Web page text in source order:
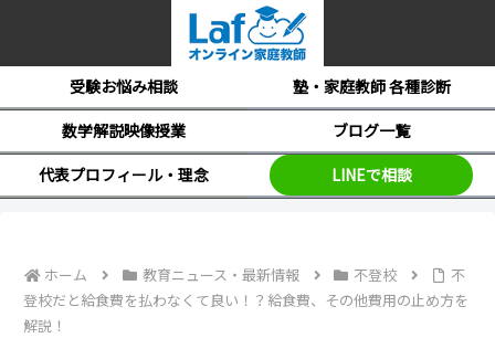
受験お悩み相談
塾・家庭教師 各種診断
数学解説映像授業
ブログ一覧
代表プロフィール・理念
LINEで相談
ホーム 教育ニュース・最新情報 不登校
不
登校だと給食費を払わなくて良い！？給食費、その他費用の止め方を
解説！